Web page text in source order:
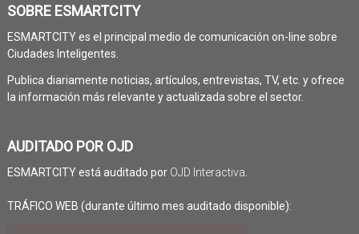
SOBRE ESMARTCITY
ESMARTCITY es el principal medio de comunicación on-line sobre
Ciudades Inteligentes.
Publica diariamente noticias, artículos, entrevistas, TV, etc. y ofrece
la información más relevante y actualizada sobre el sector.
AUDITADO POR OJD
ESMARTCITY está auditado por OJD Interactiva
TRÁFICO WEB (durante último mes auditado disponible):